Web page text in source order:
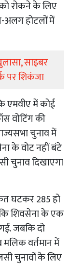
को रोकने के लिए
अलग होटलों में
साइबर
पर शिकंजा
एमवीए में कोई
वोटिंग की
चुनाव में
के वोट नहीं बंटे
चुनाव दिखाएगा
घटकर 285 हो
शिवसेना के एक
जबकि दो
वर्तमान में
चुनावों के लिए